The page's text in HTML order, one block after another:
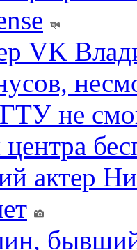
VK
не
актер